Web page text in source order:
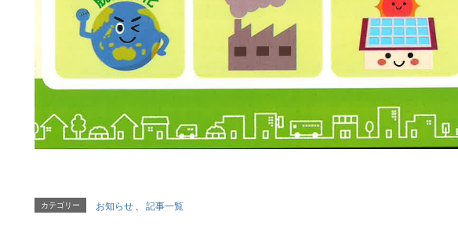
カテゴリー お知らせ 、 記事一覧